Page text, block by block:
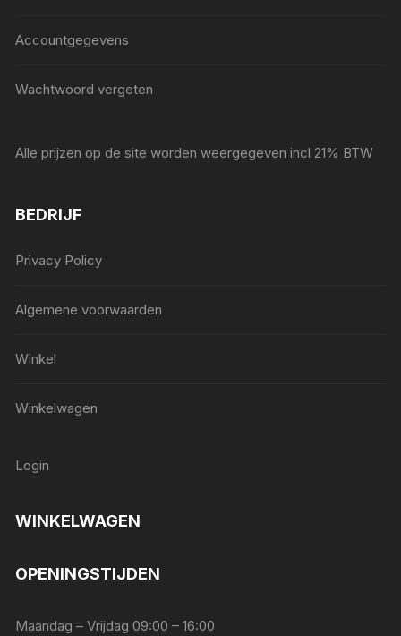
Accountgegevens
Wachtwoord vergeten
Alle prijzen op de site worden weergegeven incl 21% BTW
BEDRIJF
Privacy Policy
Algemene voorwaarden
Winkel
Winkelwagen
Login
WINKELWAGEN
OPENINGSTIJDEN
Maandag – Vrijdag 09:00 – 16:00